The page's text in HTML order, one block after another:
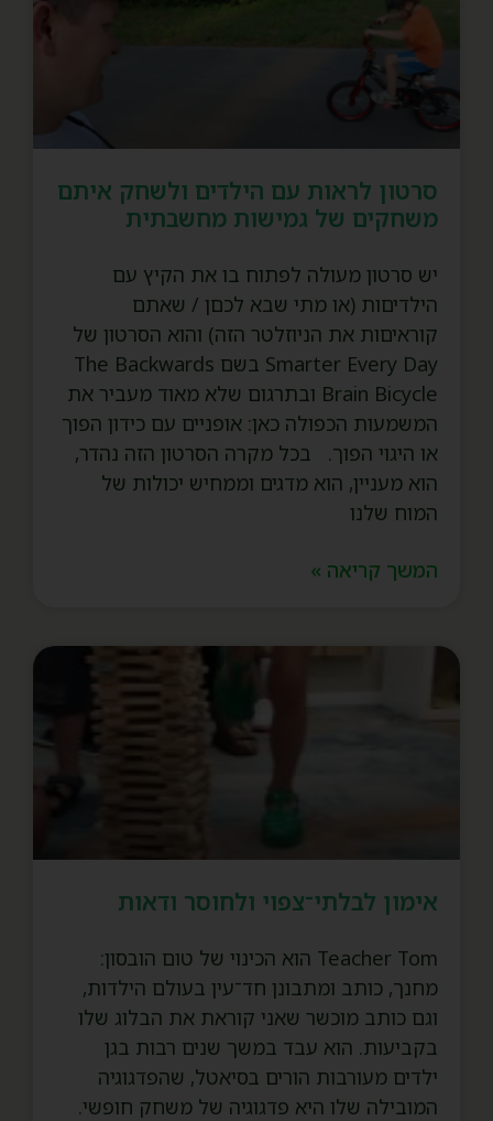
סרטון לראות עם הילדים ולשחק איתם
משחקים של גמישות מחשבתית
יש סרטון מעולה לפתוח בו את הקיץ עם
הילדיםות (או מתי שבא לכםן / שאתם
קוראיםות את הניוזלטר הזה) והוא הסרטון של
Smarter Every Day בשם The Backwards
Brain Bicycle ובתרגום שלא מאוד מעביר את
המשמעות הכפולה כאן: אופניים עם כידון הפוך
או היגוי הפוך. בכל מקרה הסרטון הזה נהדר,
הוא מעניין, הוא מדגים וממחיש יכולות של
המוח שלנו
המשך קריאה »
אימון לבלתי־צפוי ולחוסר ודאות
Teacher Tom הוא הכינוי של טום הובסון:
מחנך, כותב ומתבונן חד־עין בעולם הילדות,
וגם כותב מוכשר שאני קוראת את הבלוג שלו
בקביעות. הוא עבד במשך שנים רבות בגן
ילדים מעורבות הורים בסיאטל, שהפדגוגיה
המובילה שלו היא פדגוגיה של משחק חופשי.